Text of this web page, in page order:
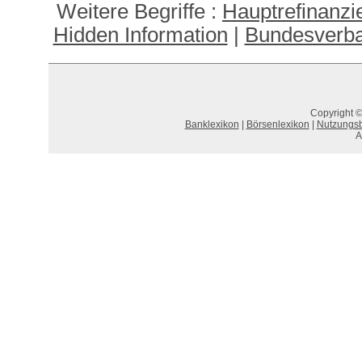
Weitere Begriffe :
Hidden Information
Copyright
Banklexikon
Börsenlexikon